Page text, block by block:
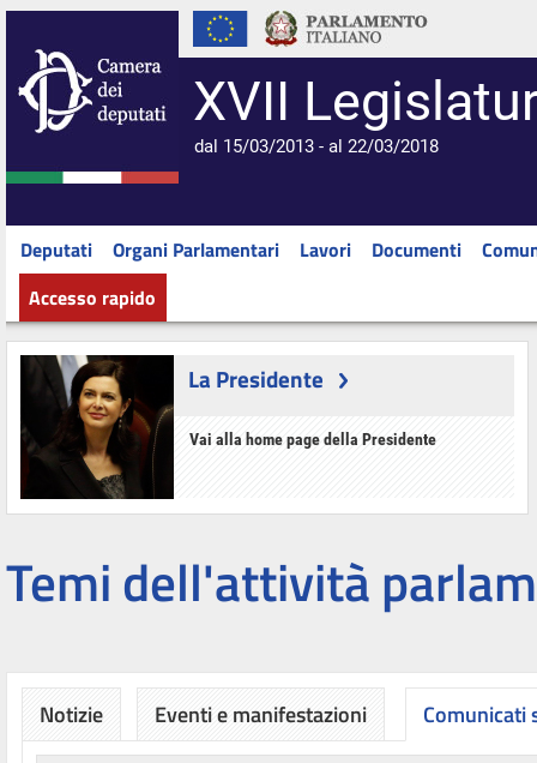
XVII
dal 15/03/2013 - al 22/03/2018
Deputati Organi Parlamentari Lavori Documenti
Accesso rapido
La Presidente
Vai alla home page della Presidente
Temi dell'attività
Notizie Eventi e manifestazioni Comunicati